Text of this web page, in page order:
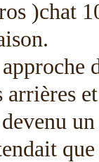
)chat
arrières